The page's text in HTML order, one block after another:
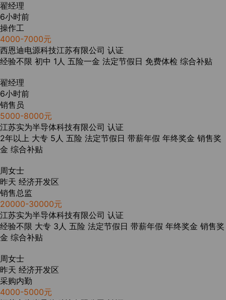
翟经理
6小时前
操作工
4000-7000元
西恩迪电源科技江苏有限公司 认证
经验不限 初中 1人 五险一金 法定节假日 免费体检 综合补贴
翟经理
6小时前
销售员
5000-8000元
江苏实为半导体科技有限公司 认证
2年以上 大专 5人 五险 法定节假日 带薪年假 年终奖金 销售奖
金 综合补贴
周女士
昨天 经济开发区
销售总监
20000-30000元
江苏实为半导体科技有限公司 认证
经验不限 大专 3人 五险 法定节假日 带薪年假 年终奖金 销售奖
金 综合补贴
周女士
昨天 经济开发区
采购内勤
4000-5000元